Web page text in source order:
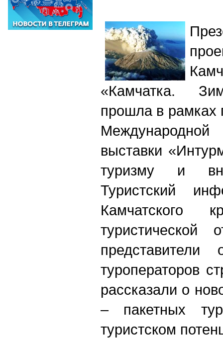
«Камчатка.
прошла в рамках
выставки
туризму и
Туристский
Камчатского
туристической
туроператоров
рассказали о
– пакетных
туристском